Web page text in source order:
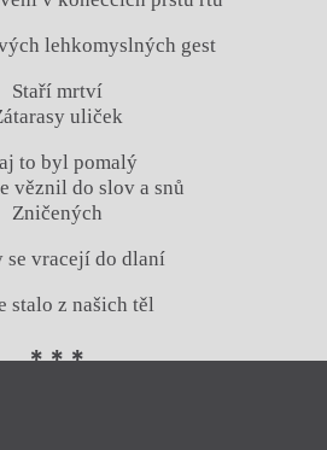
lehkomyslných gest
Staří mrtví
uliček
to byl pomalý
věznil do slov a snů
Zničených
se vracejí do dlaní
stalo z našich těl
* * *